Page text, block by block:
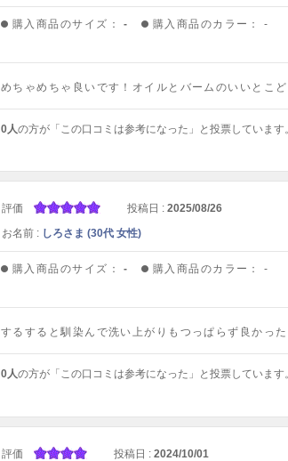
購入商品のサイズ： - 購入商品のカラー： -
めちゃめちゃ良いです！オイルとバームのいいとこど
0人の方が「この口コミは参考になった」と投票しています。
評価 投稿日 : 2025/08/26
お名前 : しろさま (30代 女性)
購入商品のサイズ： - 購入商品のカラー： -
するすると馴染んで洗い上がりもつっぱらず良かっ
0人の方が「この口コミは参考になった」と投票しています。
評価 投稿日 : 2024/10/01